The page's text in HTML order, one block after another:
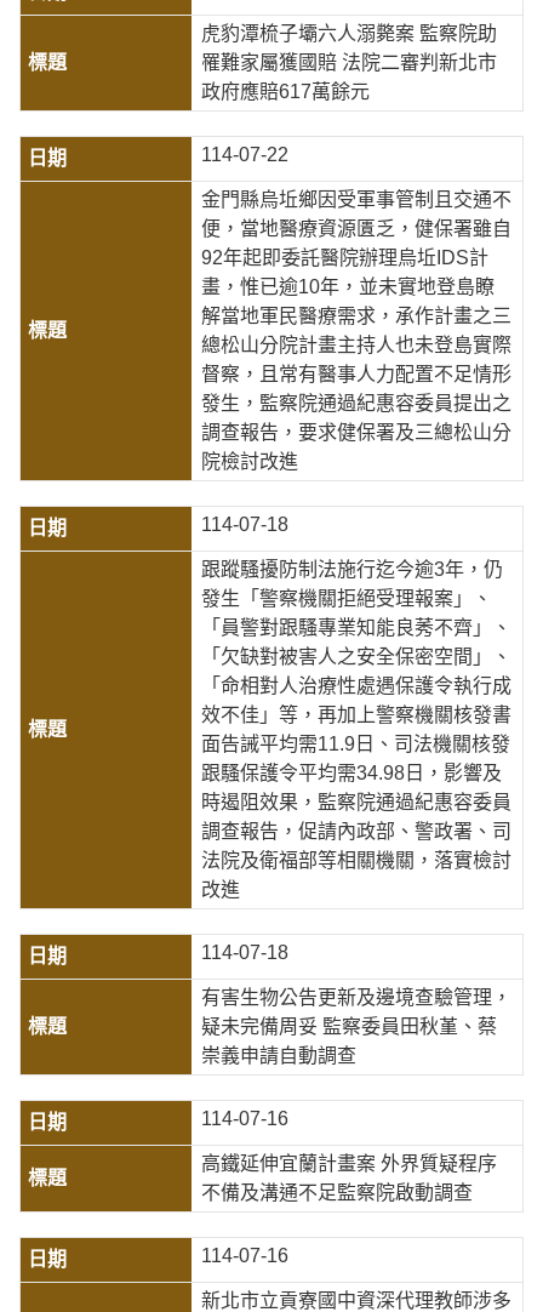
虎豹潭梳子壩六人溺斃案 監察院助
罹難家屬獲國賠 法院二審判新北市
政府應賠617萬餘元
114-07-22
金門縣烏坵鄉因受軍事管制且交通不
便，當地醫療資源匱乏，健保署雖自
92年起即委託醫院辦理烏坵IDS計
畫，惟已逾10年，並未實地登島瞭
解當地軍民醫療需求，承作計畫之三
總松山分院計畫主持人也未登島實際
督察，且常有醫事人力配置不足情形
發生，監察院通過紀惠容委員提出之
調查報告，要求健保署及三總松山分
院檢討改進
114-07-18
跟蹤騷擾防制法施行迄今逾3年，仍
發生「警察機關拒絕受理報案」、
「員警對跟騷專業知能良莠不齊」、
「欠缺對被害人之安全保密空間」、
「命相對人治療性處遇保護令執行成
效不佳」等，再加上警察機關核發書
面告誡平均需11.9日、司法機關核發
跟騷保護令平均需34.98日，影響及
時遏阻效果，監察院通過紀惠容委員
調查報告，促請內政部、警政署、司
法院及衛福部等相關機關，落實檢討
改進
114-07-18
有害生物公告更新及邊境查驗管理，
疑未完備周妥 監察委員田秋堇、蔡
崇義申請自動調查
114-07-16
高鐵延伸宜蘭計畫案 外界質疑程序
不備及溝通不足監察院啟動調查
114-07-16
新北市立貢寮國中資深代理教師涉多